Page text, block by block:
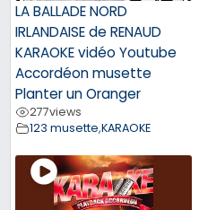
LA BALLADE NORD
IRLANDAISE de RENAUD
KARAOKE vidéo Youtube
Accordéon musette
Planter un Oranger
277views
123 musette,KARAOKE